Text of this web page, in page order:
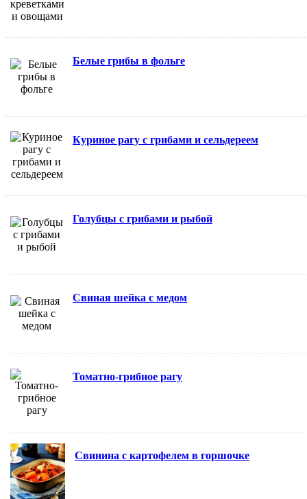
Белые грибы в фольге
Куриное рагу с грибами и сельдереем
Голубцы с грибами и рыбой
Свиная шейка с медом
Томатно-грибное рагу
Свинина с картофелем в горшочке